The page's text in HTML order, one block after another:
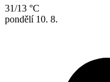
31/13 °C
pondělí 10. 8.